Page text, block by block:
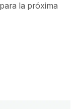
la próxima